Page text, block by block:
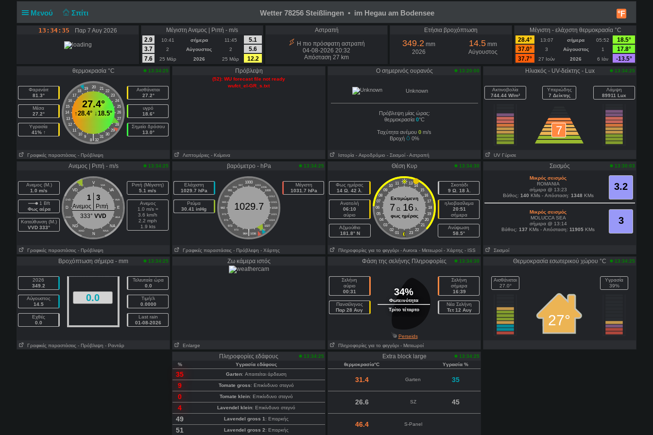
Μενού Σπίτι °F
Wetter 78256 Steißlingen • im Hegau am Bodensee
13:34:36 Παρ 7 Αυγ 2026
Μέγιστη Ανεμος | Ριπή - m/s
2.9
10:41 σήμερα 11:45
5.1
3.7
2 Αύγουστος 2
5.6
7.6
25 Μάρ 2026 25 Μάρ 12.2
Αστραπή
Η πιο πρόσφατη αστραπή
04-08-2026 20:32
Απόσταση 27 km
Ετήσια βροχόπτωση
349.2 mm
2026
14.5 mm
Αύγουστος
Μέγιστη - ελάχιστη θερμοκρασία °C
28.4°
13:07 σήμερα 05:52
18.5°
37.0°
3 Αύγουστος 1
17.8°
37.7°
27 Ιούν 2026 6 Ιάν
-13.5°
θερμοκρασία °C
13:34:25
Φαρενάιτ
81.3°
Μέσα
27.2°
Υγρασία
41% ↑
20
19 21
18
22
17
23
16
24
15
25
14
26
13
27
12
28
11
29
10
30
9 31
|
8 32
27.4°
↑28.4° ↓18.5°
Αισθάνεται
27.2°
υγρό
18.6°
Σημείο δρόσου
13.0°
Γραφικές παραστάσεις - Πρόβλεψη
Πρόβλεψη
(52): WU forecast file not ready
wufct_el-GR_s.txt
Λεπτομέριες - Κείμενα
Ο σημερινός ουρανός 13:20:00
Unknown
Πρόβλεψη μίας ώρας:
θερμοκρασία 0°C
Ταχύτητα ανέμου 0 m/s
Βροχή
0%
Ιστορία - Aεροδρόμιο - Σεισμοί - Αστραπή
Ηλιακός - UV-δείκτης - Lux 13:34:25
Ακτινοβολία
744.44 W/m²
Υπεριώδης
7 Δείκτης
7
Λάμψη
89911 Lux
UV Γύρισε
Ανεμος | Ριπή - m/s 13:34:25
Ανεμος (Μ.)
1.0 m/s
1 Bft
Φως αέρα
Κατεύθυνση (Μ.)
VVD 333°
V
VVD VVA
VD VA
DVD AVA
D E
DND ANA
ND NA
NND NNA
N
1 3
Ανεμος
Ριπή
333° VVD
Ριπή (Μέγιστη)
5.1 m/s
Ανεμος
1.0 m/s =
3.6 km/h
2.2 mph
1.9 kts
Γραφικές παραστάσεις - Πρόβλεψη
βαρόμετρο - hPa 13:34:25
Ελάχιστη
1029.7 hPa
Ρεύμα
30.41 inHg
1000
997 1003
994
1006
991
1009
988
1012
985
1015
982
1018
979
1021
976
1024
973
1027
970
1030
|
964 1036
1029.7
Μέγιστη
1031.7 hPa
Γραφικές παραστάσεις - Πρόβλεψη - Χάρτης
Θέση Κυρ 13:34:30
Φως ημέρας
14 Ω. 42 λ.
Ανατολή
06:10
αύριο
Aζιμούθιο
181.8° N
11 13
10
14
09
15
08
16
07
17
06
18
05
19
04
20
03
21
02
22
01 23
Εκτιμώμενη
7 Ω. 16 λ.
φως ημέρας
Σκοτάδι
9 Ω. 18 λ.
ηλιοβασίλεμα
20:51
σήμερα
Ανύψωση
58.5°
Πληροφορίες για το φεγγάρι - Αυrora - Μετεωροί - Χάρτης - ISS
Σεισμός 13:30:03
3.2
Μικρός σεισμός
ROMANIA
σήμερα @ 13:23
Βάθος: 140 KMs - Απόσταση: 1348 KMs
3
Μικρός σεισμός
MOLUCCA SEA
σήμερα @ 13:14
Βάθος: 137 KMs - Απόσταση: 11905 KMs
Σεισμοί
Βροχόπτωση σήμερα - mm 13:34:25
2026
349.2
Αύγουστος
14.5
Εχθές
0.0
0.0
Τελευταία ώρα
0.0
Τιμή/λ
0.0000
Last rain
01-08-2026
Γραφικές παραστάσεις - Πρόβλεψη - Ραντάρ
Ζω κάμερα ιστός
Enlarge
Φάση της σελήνης Πληροφορίες 13:34:30
Σελήνη
αύριο
00:31
Πανσέληνος
Παρ 28 Αυγ
34%
Φωτεινότητα
Τρίτο τέταρτο
Σελήνη
σήμερα
16:39
Νέα Σελήνη
Τετ 12 Αυγ
Perseids
Πληροφορίες για το φεγγάρι - Μετεωροί
Θερμοκρασία εσωτερικού χώρου °C 13:34:25
Αισθάνεται
27.0°
27°
Υγρασία
39%
Πληροφορίες εδάφους
13:34:25
%
Υγρασία εδάφους
35 Garten: Απαιτείται άρδευση
9 Tomate gross: Επικίνδυνο στεγνό
0 Tomate klein: Επικίνδυνο στεγνό
4 Lavendel klein: Επικίνδυνο στεγνό
49 Lavendel gross 1 : Επαρκής
51 Lavendel gross 2: Επαρκής
Extra block large
13:34:25
θερμοκρασία°C
Υγρασία %
31.4 Garten 35
26.6 SZ 45
46.4 S-Panel